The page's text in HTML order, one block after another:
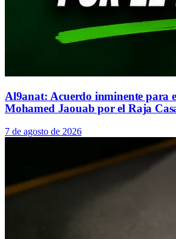
Al9anat: Acuerdo inminente para
Mohamed Jaouab por el Raja
7 de agosto de 2026